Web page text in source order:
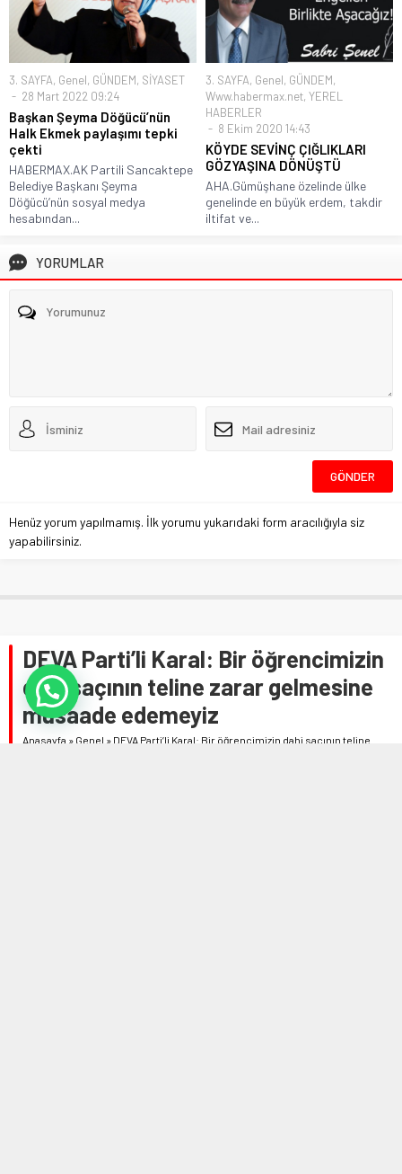
3. SAYFA, Genel, GÜNDEM, SİYASET
28 Mart 2022 09:24
Başkan Şeyma Döğücü’nün
Halk Ekmek paylaşımı tepki
çekti
HABERMAX.AK Partili Sancaktepe
Belediye Başkanı Şeyma
Döğücü’nün sosyal medya
hesabından...
3. SAYFA, Genel, GÜNDEM,
Www.habermax.net, YEREL
HABERLER
8 Ekim 2020 14:43
KÖYDE SEVİNÇ ÇIĞLIKLARI
GÖZYAŞINA DÖNÜŞTÜ
AHA.Gümüşhane özelinde ülke
genelinde en büyük erdem, takdir
iltifat ve...
YORUMLAR
Henüz yorum yapılmamış. İlk yorumu yukarıdaki form aracılığıyla siz
yapabilirsiniz.
DEVA Parti’li Karal: Bir öğrencimizin
dahi saçının teline zarar gelmesine
müsaade edemeyiz
Anasayfa » Genel » DEVA Parti’li Karal: Bir öğrencimizin dahi saçının teline